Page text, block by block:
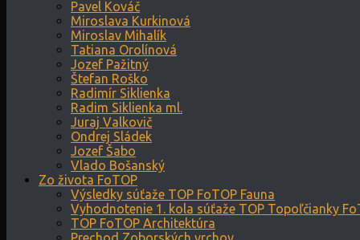
Pavel Kováč
Miroslava Kurkinová
Miroslav Mihalík
Tatiana Orolínová
Jozef Pažitný
Štefan Roško
Radimír Siklienka
Radim Siklienka ml.
Juraj Valkovič
Ondrej Sládek
Jozef Šabo
Vlado Bošanský
Zo života FoTOP
Výsledky súťaže TOP FoTOP Fauna
Vyhodnotenie 1. kola súťaže TOP Topoľčianky
TOP FoTOP Architektúra